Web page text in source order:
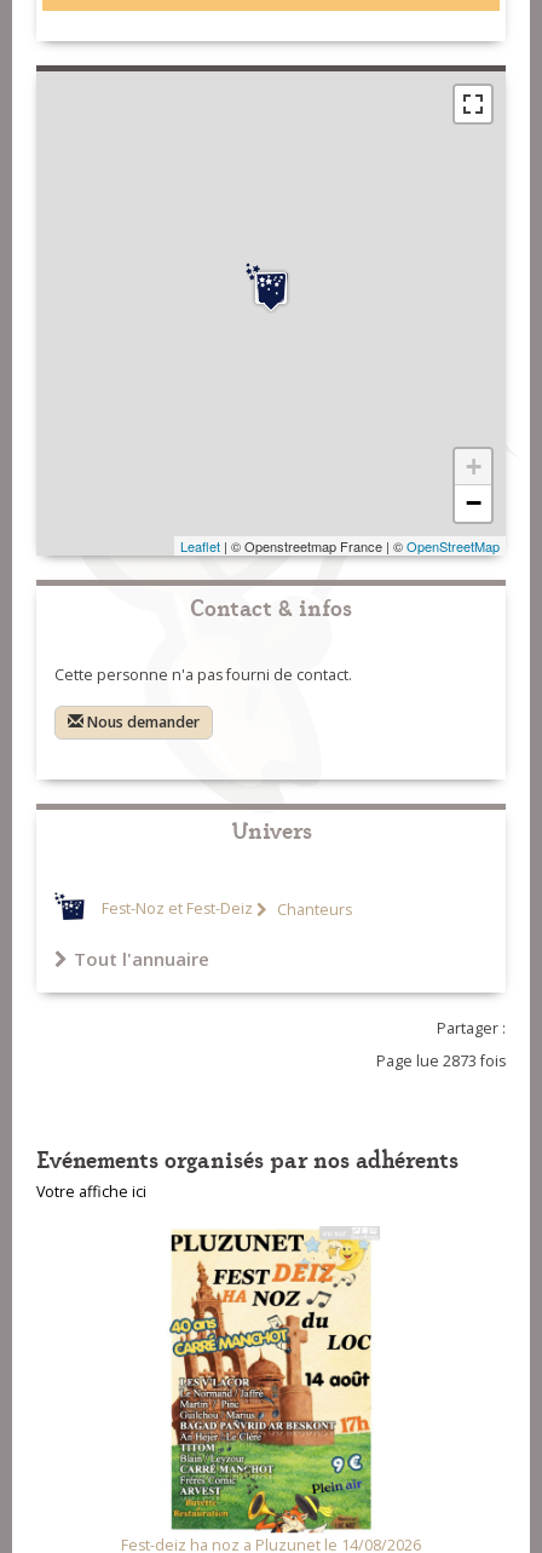
+
−
Leaflet | © Openstreetmap France | ©OpenStreetMap
Contact & infos
Cette personne n'a pas fourni de contact.
Nous demander
Univers
Fest-Noz et Fest-Deiz Chanteurs
Tout l'annuaire
Partager :
Page lue 2873 fois
Evénements organisés par nos adhérents
Votre affiche ici
Fest-deiz ha noz a Pluzunet le 14/08/2026